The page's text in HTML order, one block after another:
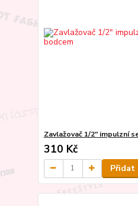
Zavlažovač 1/2" impulzní
310 Kč
Přidat